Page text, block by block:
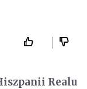
Realu